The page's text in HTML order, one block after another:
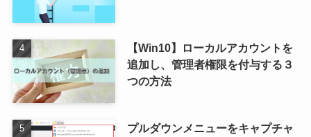
【Win10】ローカルアカウントを
追加し、管理者権限を付与する３
つの方法
プルダウンメニューをキャプチャ